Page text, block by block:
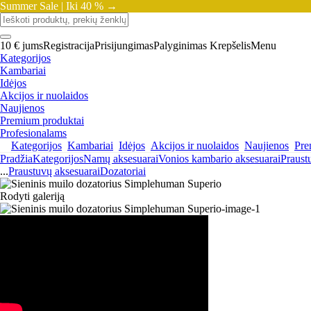
Summer Sale | Iki 40 % →
10 € jumsRegistracijaPrisijungimasPalyginimas KrepšelisMenu
Kategorijos
Kambariai
Idėjos
Akcijos ir nuolaidos
Naujienos
Premium produktai
Profesionalams
Kategorijos Kambariai Idėjos Akcijos ir nuolaidos Naujienos
PradžiaKategorijosNamų aksesuaraiVonios kambario aksesuarai
...Praustuvų aksesuaraiDozatoriai
Rodyti galeriją